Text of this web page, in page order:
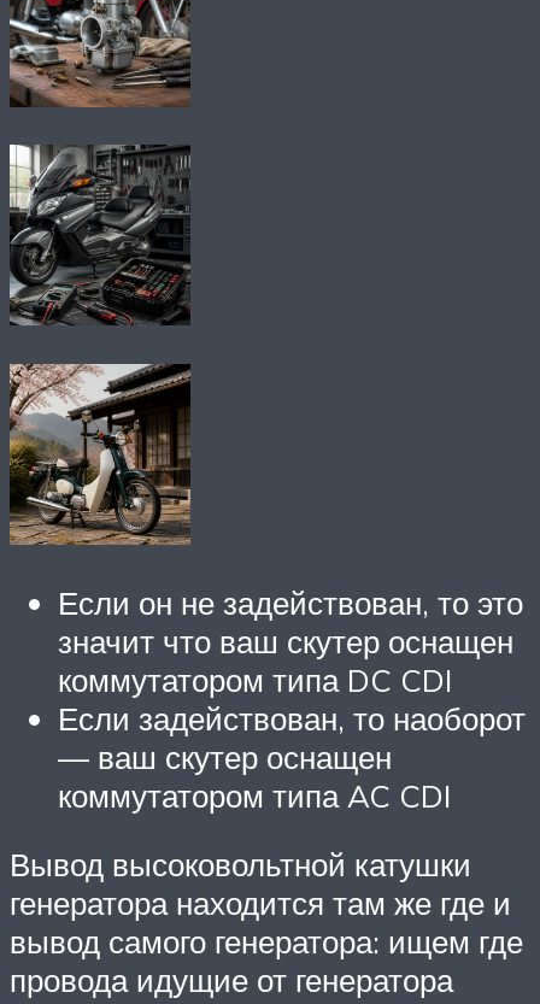
Если он не задействован, то это
значит что ваш скутер оснащен
коммутатором типа DC CDI
Если задействован, то наоборот
— ваш скутер оснащен
коммутатором типа AC CDI
Вывод высоковольтной катушки
генератора находится там же где и
вывод самого генератора: ищем где
провода идущие от генератора